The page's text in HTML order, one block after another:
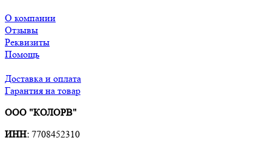
О компании
Отзывы
Реквизиты
Помощь
Доставка и оплата
Гарантия на товар
ООО "КОЛОРВ"
ИНН: 7708452310